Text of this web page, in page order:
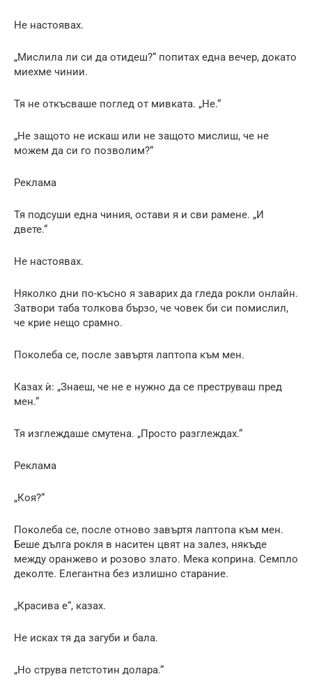
Не настоявах.
„Мислила ли си да отидеш?“ попитах една вечер, докато
миехме чинии.
Тя не откъсваше поглед от мивката. „Не.“
„Не защото не искаш или не защото мислиш, че не
можем да си го позволим?“
Реклама
Тя подсуши една чиния, остави я и сви рамене. „И
двете.“
Не настоявах.
Няколко дни по-късно я заварих да гледа рокли онлайн.
Затвори таба толкова бързо, че човек би си помислил,
че крие нещо срамно.
Поколеба се, после завъртя лаптопа към мен.
Казах ѝ: „Знаеш, че не е нужно да се преструваш пред
мен.“
Тя изглеждаше смутена. „Просто разглеждах.“
Реклама
„Коя?“
Поколеба се, после отново завъртя лаптопа към мен.
Беше дълга рокля в наситен цвят на залез, някъде
между оранжево и розово злато. Мека коприна. Семпло
деколте. Елегантна без излишно старание.
„Красива е“, казах.
Не исках тя да загуби и бала.
„Но струва петстотин долара.“